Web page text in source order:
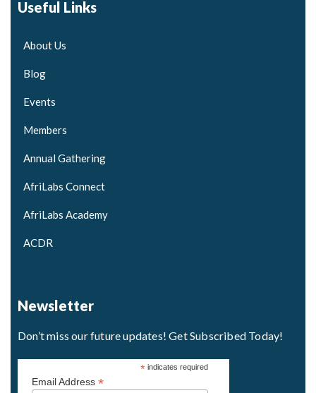
Useful Links
About Us
Blog
Events
Members
Annual Gathering
AfriLabs Connect
AfriLabs Academy
ACDR
Newsletter
Don’t miss our future updates! Get Subscribed Today!
*indicates required
Email Address *